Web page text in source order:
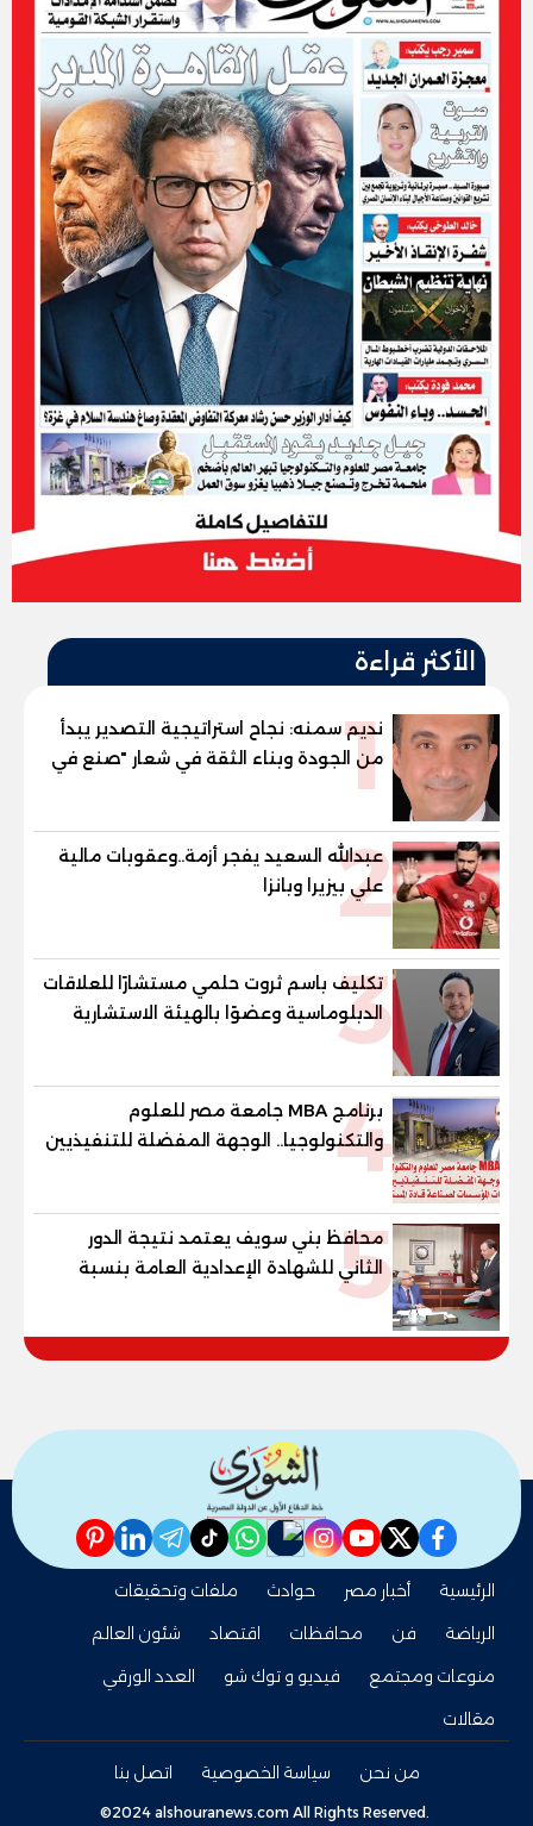
الأكثر قراءة
1
نديم سمنه: نجاح استراتيجية التصدير يبدأ
من الجودة وبناء الثقة في شعار "صنع في
مصر"
2
عبدالله السعيد يفجر أزمة..وعقوبات مالية
علي بيزيرا وبانزا
3
تكليف باسم ثروت حلمي مستشارًا للعلاقات
الدبلوماسية وعضوًا بالهيئة الاستشارية
العليا لمنظمة «جاد جمينت يوإن»
4
برنامج MBA جامعة مصر للعلوم
والتكنولوجيا.. الوجهة المفضلة للتنفيذيين
وقيادات المؤسسات لصناعة قادة
5
محافظ بني سويف يعتمد نتيجة الدور
الثاني للشهادة الإعدادية العامة بنسبة
والنور للمكفوفين
facebook
twitter
youtube
instagram
nabd
whatsapp
tiktok
telegram
linkedin
pinterest
الرئيسية أخبار مصر حوادث
ملفات وتحقيقات
الرياضة
فن محافظات اقتصاد
شئون العالم
منوعات ومجتمع
فيديو و توك شو
العدد الورقي
مقالات
من نحن سياسة الخصوصية اتصل بنا
©2024 alshouranews.com All Rights Reserved.